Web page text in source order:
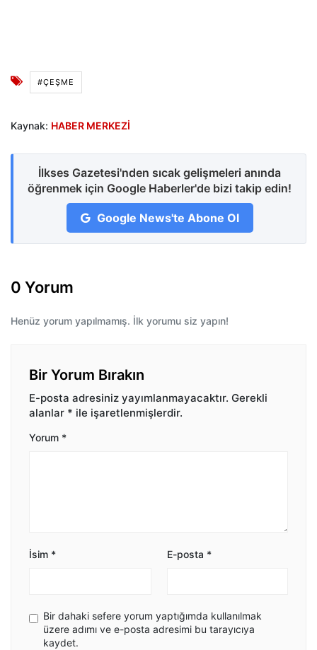
#ÇEŞME
Kaynak: HABER MERKEZİ
İlkses Gazetesi'nden sıcak gelişmeleri anında
öğrenmek için Google Haberler'de bizi takip edin!
Google News'te Abone Ol
0 Yorum
Henüz yorum yapılmamış. İlk yorumu siz yapın!
Bir Yorum Bırakın
E-posta adresiniz yayımlanmayacaktır. Gerekli
alanlar * ile işaretlenmişlerdir.
Yorum *
İsim * E-posta *
Bir dahaki sefere yorum yaptığımda kullanılmak
üzere adımı ve e-posta adresimi bu tarayıcıya
kaydet.